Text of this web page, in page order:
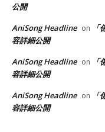
公開
AniSong Headline on
容詳細公開
AniSong Headline on
容詳細公開
AniSong Headline on
容詳細公開